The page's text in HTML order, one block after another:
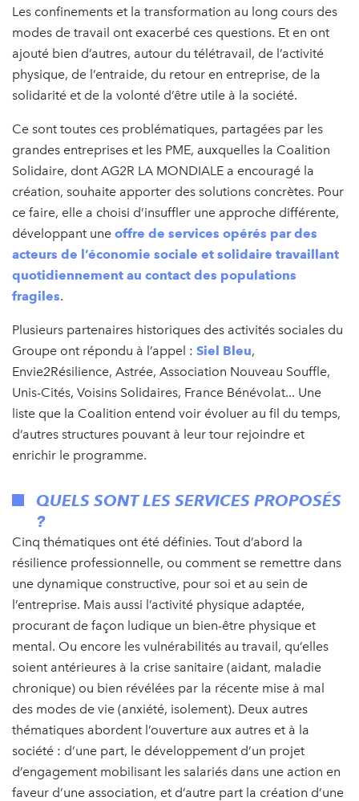
Les confinements et la transformation au long cours des
modes de travail ont exacerbé ces questions. Et en ont
ajouté bien d’autres, autour du télétravail, de l’activité
physique, de l’entraide, du retour en entreprise, de la
solidarité et de la volonté d’être utile à la société.
Ce sont toutes ces problématiques, partagées par les
grandes entreprises et les PME, auxquelles la Coalition
Solidaire, dont AG2R LA MONDIALE a encouragé la
création, souhaite apporter des solutions concrètes. Pour
ce faire, elle a choisi d’insuffler une approche différente,
développant une offre de services opérés par des
acteurs de l’économie sociale et solidaire travaillant
quotidiennement au contact des populations
fragiles.
Plusieurs partenaires historiques des activités sociales du
Groupe ont répondu à l’appel : Siel Bleu,
Envie2Résilience, Astrée, Association Nouveau Souffle,
Unis-Cités, Voisins Solidaires, France Bénévolat... Une
liste que la Coalition entend voir évoluer au fil du temps,
d’autres structures pouvant à leur tour rejoindre et
enrichir le programme.
QUELS SONT LES SERVICES PROPOSÉS
?
Cinq thématiques ont été définies. Tout d’abord la
résilience professionnelle, ou comment se remettre dans
une dynamique constructive, pour soi et au sein de
l’entreprise. Mais aussi l’activité physique adaptée,
procurant de façon ludique un bien-être physique et
mental. Ou encore les vulnérabilités au travail, qu’elles
soient antérieures à la crise sanitaire (aidant, maladie
chronique) ou bien révélées par la récente mise à mal
des modes de vie (anxiété, isolement). Deux autres
thématiques abordent l’ouverture aux autres et à la
société : d’une part, le développement d’un projet
d’engagement mobilisant les salariés dans une action en
faveur d’une association, et d’autre part la création d’une